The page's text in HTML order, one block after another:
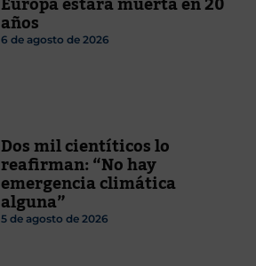
años
6 de agosto de 2026
Dos mil cientíticos lo
reafirman: “No hay
emergencia climática
alguna”
5 de agosto de 2026